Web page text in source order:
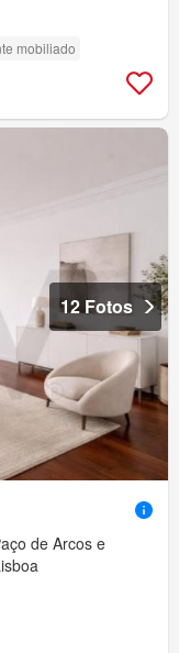
mobiliado
12 Fotos
de Arcos e